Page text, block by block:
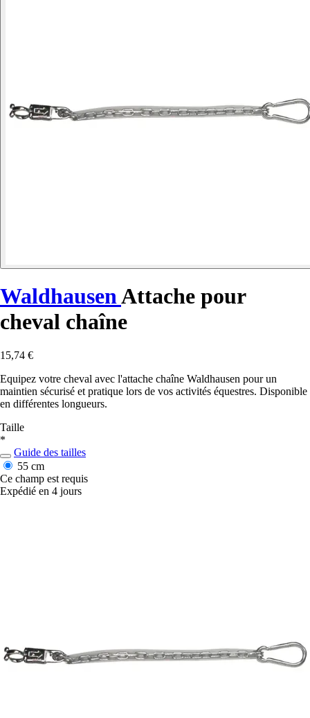
WaldhausenAttache pour
cheval chaîne
15,74 €
Equipez votre cheval avec l'attache chaîne Waldhausen pour un
maintien sécurisé et pratique lors de vos activités équestres. Disponible
en différentes longueurs.
Taille
*
Guide des tailles
55 cm
Ce champ est requis
Expédié en 4 jours